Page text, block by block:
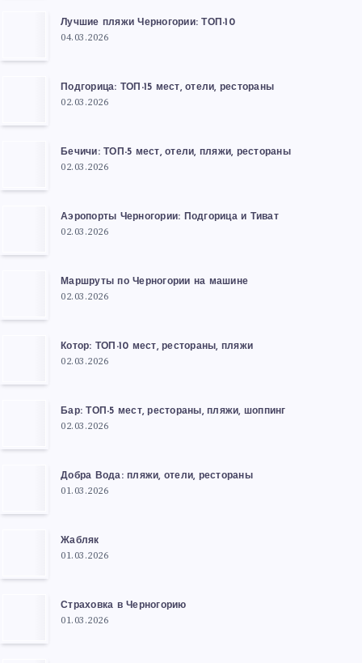
Лучшие пляжи Черногории: ТОП-10
04.03.2026
Подгорица: ТОП-15 мест, отели, рестораны
02.03.2026
Бечичи: ТОП-5 мест, отели, пляжи, рестораны
02.03.2026
Аэропорты Черногории: Подгорица и Тиват
02.03.2026
Маршруты по Черногории на машине
02.03.2026
Котор: ТОП-10 мест, рестораны, пляжи
02.03.2026
Бар: ТОП-5 мест, рестораны, пляжи, шоппинг
02.03.2026
Добра Вода: пляжи, отели, рестораны
01.03.2026
Жабляк
01.03.2026
Страховка в Черногорию
01.03.2026